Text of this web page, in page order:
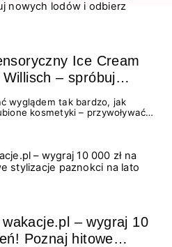
Ice Cream
– spróbuj
prezent!
wyglądem tak bardzo, jak
kosmetyki – przywoływać
deserów to coś więcej niż
aksamitną teksturę,
na podniebieniu. Tego lata
tworząc unikalny projekt
– wygraj 10
Poznaj hitowe